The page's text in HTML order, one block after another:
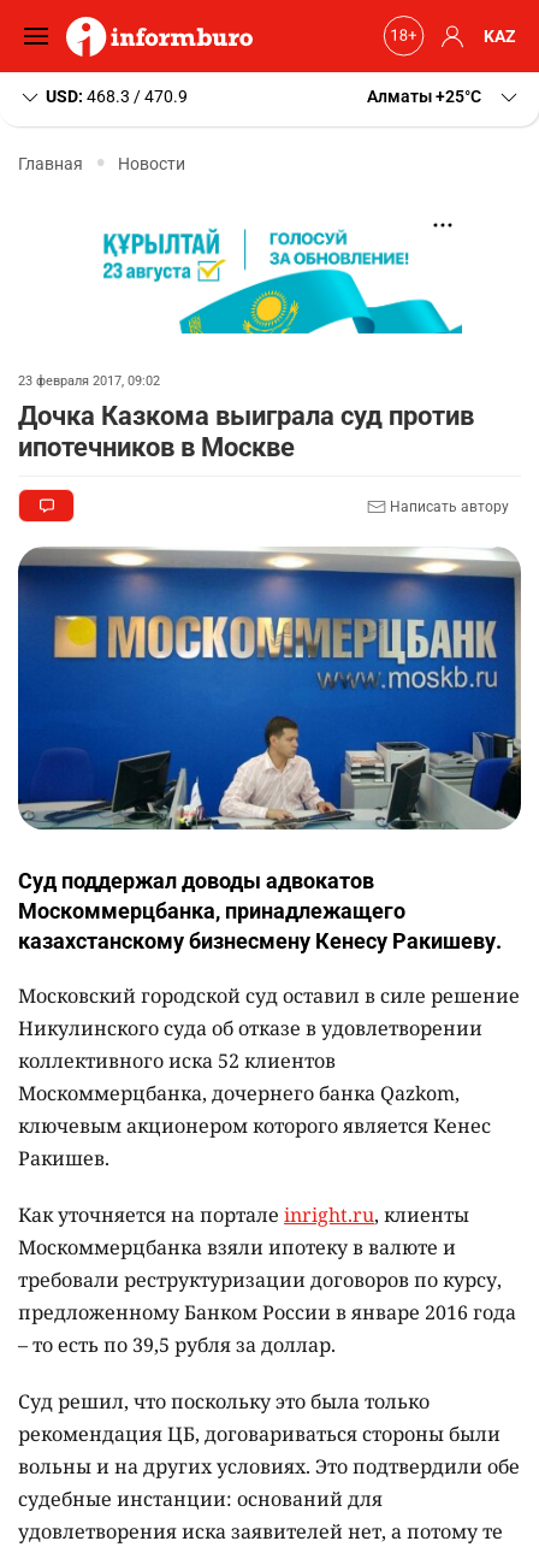
KAZ
USD: 468.3 / 470.9 Алматы+25 C
Главная Новости
23 февраля 2017, 09:02
Дочка Казкома выиграла суд против
ипотечников в Москве
Написать автору
Суд поддержал доводы адвокатов
Москоммерцбанка, принадлежащего
казахстанскому бизнесмену Кенесу Ракишеву.
Московский городской суд оставил в силе решение
Никулинского суда об отказе в удовлетворении
коллективного иска 52 клиентов
Москоммерцбанка, дочернего банка Qazkom,
ключевым акционером которого является Кенес
Ракишев.
Как уточняется на портале inright.ru, клиенты
Москоммерцбанка взяли ипотеку в валюте и
требовали реструктуризации договоров по курсу,
предложенному Банком России в январе 2016 года
– то есть по 39,5 рубля за доллар.
Суд решил, что поскольку это была только
рекомендация ЦБ, договариваться стороны были
вольны и на других условиях. Это подтвердили обе
судебные инстанции: оснований для
удовлетворения иска заявителей нет, а потому те